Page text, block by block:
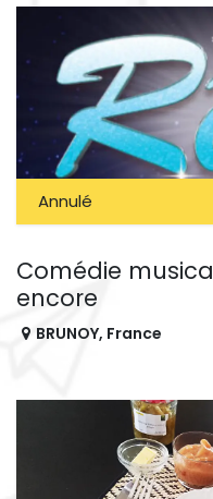
Annulé
Comédie
encore
BRUNOY, France